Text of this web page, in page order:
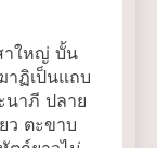
าใหญ่ บั้น
าฏิเป็นแถบ
นาภี ปลาย
ว ตะขาบ